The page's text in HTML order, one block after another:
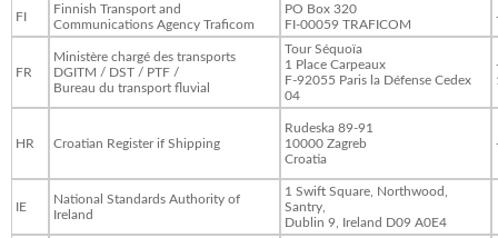
FI
Finnish Transport and
Communications Agency Traficom
PO Box 320
FI-00059 TRAFICOM
FR
Ministère chargé des transports
DGITM / DST / PTF /
Bureau du transport fluvial
Tour Séquoïa
1 Place Carpeaux
F-92055 Paris la Défense Cedex
04
HR Croatian Register if Shipping
Rudeska 89-91
10000 Zagreb
Croatia
IE
National Standards Authority of
Ireland
1 Swift Square, Northwood,
Santry,
Dublin 9, Ireland D09 A0E4